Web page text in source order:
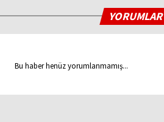
YORUMLAR
Bu haber henüz yorumlanmamış...